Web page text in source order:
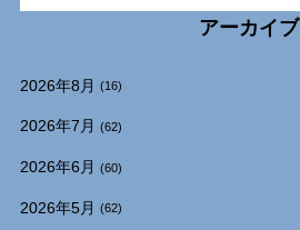
アーカイブ
2026年8月 (16)
2026年7月 (62)
2026年6月 (60)
2026年5月 (62)